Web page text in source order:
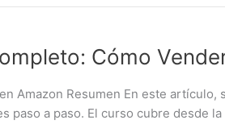
Cómo
Amazon Resumen En este
paso a paso. El curso cubre desde